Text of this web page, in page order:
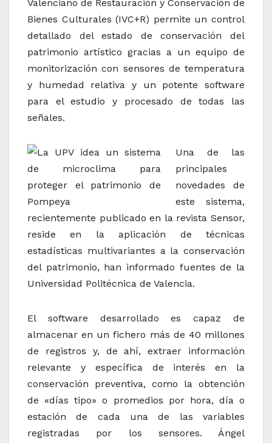
Valenciano de Restauración y Conservación de
Bienes Culturales (IVC+R) permite un control
detallado del estado de conservación del
patrimonio artístico gracias a un equipo de
monitorización con sensores de temperatura
y humedad relativa y un potente software
para el estudio y procesado de todas las
señales.
Una de las
principales
novedades de
este sistema,
recientemente publicado en la revista Sensor,
reside en la aplicación de técnicas
estadísticas multivariantes a la conservación
del patrimonio, han informado fuentes de la
Universidad Politécnica de Valencia.
El software desarrollado es capaz de
almacenar en un fichero más de 40 millones
de registros y, de ahí, extraer información
relevante y específica de interés en la
conservación preventiva, como la obtención
de «días tipo» o promedios por hora, día o
estación de cada una de las variables
registradas por los sensores. Ángel